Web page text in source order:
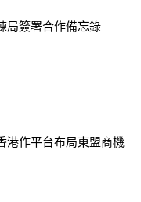
局簽署合作備忘錄
港作平台布局東盟商機